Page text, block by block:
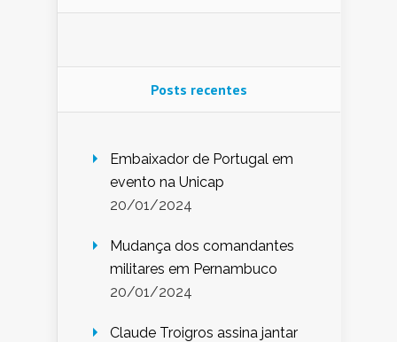
Posts recentes
Embaixador de Portugal em
evento na Unicap
20/01/2024
Mudança dos comandantes
militares em Pernambuco
20/01/2024
Claude Troigros assina jantar